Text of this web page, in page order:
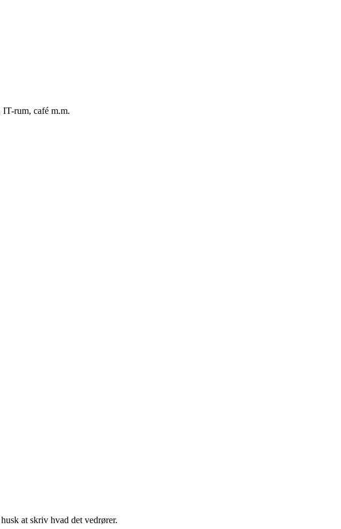
IT-rum, café m.m.
at skriv hvad det vedrører.